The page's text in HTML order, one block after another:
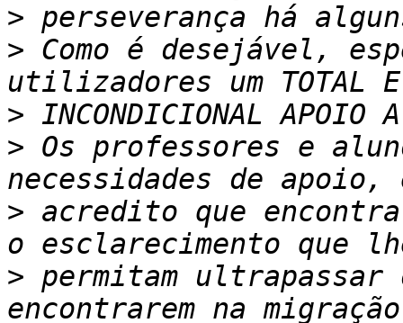
>
> Como é desejável,
>
> Os professores e
> acredito que
> permitam ultrapassar